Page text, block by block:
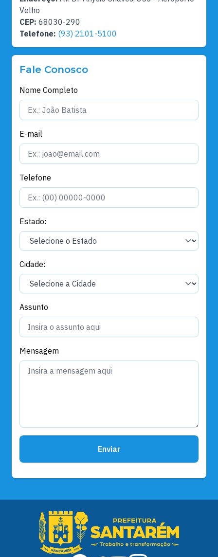
Velho
CEP: 68030-290
Telefone: (93) 2101-5100
Fale Conosco
Nome Completo
E-mail
Telefone
Estado:
Cidade:
Assunto
Mensagem
Enviar